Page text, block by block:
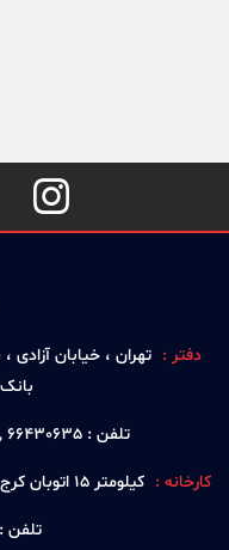

دفتر : تهران ، خيابان آزادی
بانک
تلفن : 66430635 , 66434173-4 , 54784000 021
کارخانه : كيلومتر 15 اتوبان كرج، قزوين، جنب پل دوم كردان
تلفن :